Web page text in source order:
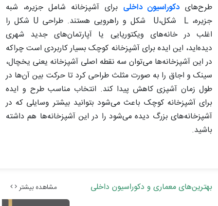
طرح‌های دکوراسیون داخلی برای آشپزخانه شامل جزیره، شبه
جزیره، L شکل،U شکل و راهرویی هستند. طراحی U شکل را
اغلب در خانه‌های ویکتوریایی یا آپارتمان‌های جدید شهری
دیده‌اید، این ایده برای آشپزخانه کوچک بسیار کاربردی است چراکه
در این آشپزخانه‌ها می‌توان سه نقطه اصلی آشپزخانه یعنی یخچال،
سینک و اجاق را به صورت مثلث طراحی کرد تا حرکت بین آن‌ها در
طول زمان آشپزی کاهش ‌پیدا کند. انتخاب مناسب طرح و ایده
برای آشپزخانه کوچک باعث می‌شود بتوانید بیشتر وسایلی که در
آشپزخانه‌های بزرگ دیده می‌شود را در این آشپزخانه‌‌ها هم داشته
باشید.
بهترین‌های معماری و دکوراسیون داخلی مشاهده بیشتر